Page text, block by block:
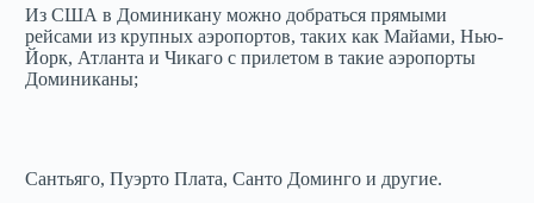
Из США в Доминикану можно добраться прямыми
рейсами из крупных аэропортов, таких как Майами, Нью-
Йорк, Атланта и Чикаго с прилетом в такие аэропорты
Доминиканы;
Сантьяго, Пуэрто Плата, Санто Доминго и другие.